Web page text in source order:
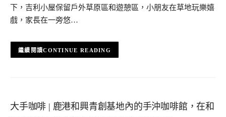
下，吉利小屋保留戶外草原區和遊憩區，小朋友在草地玩樂嬉
戲，家長在一旁悠…
CONTINUE READING
大手咖啡 | 鹿港和興青創基地內的手沖咖啡館，在和